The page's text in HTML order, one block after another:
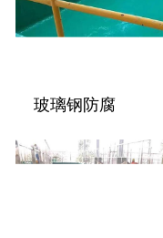
玻璃钢防腐